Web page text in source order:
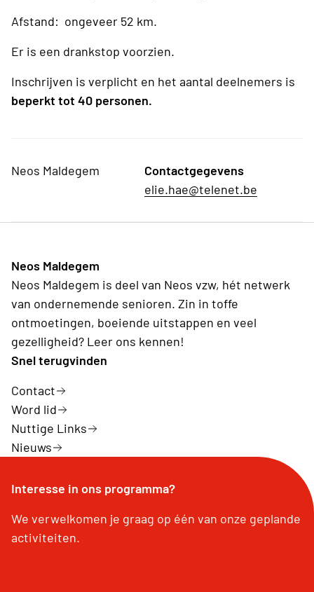
Afstand: ongeveer 52 km.
Er is een drankstop voorzien.
Inschrijven is verplicht en het aantal deelnemers is
beperkt tot 40 personen.
Neos Maldegem
Contactgegevens
elie.hae@telenet.be
Neos Maldegem
Neos Maldegem is deel van Neos vzw, hét netwerk
van ondernemende senioren. Zin in toffe
ontmoetingen, boeiende uitstappen en veel
gezelligheid? Leer ons kennen!
Snel terugvinden
Contact
Word lid
Nuttige Links
Nieuws
Interesse in ons programma?
We verwelkomen je graag op één van onze geplande
activiteiten.